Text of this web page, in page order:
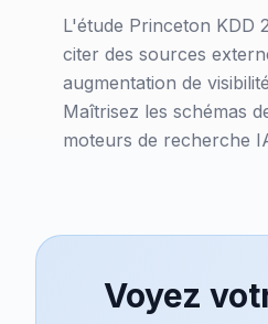
L'étude Princeton KDD
citer des sources
augmentation de
Maîtrisez les schémas
moteurs de recherche
Voyez